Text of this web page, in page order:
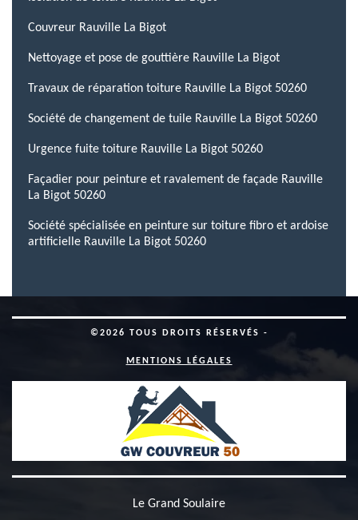
Couvreur Rauville La Bigot
Nettoyage et pose de gouttière Rauville La Bigot
Travaux de réparation toiture Rauville La Bigot 50260
Société de changement de tuile Rauville La Bigot 50260
Urgence fuite toiture Rauville La Bigot 50260
Façadier pour peinture et ravalement de façade Rauville
La Bigot 50260
Société spécialisée en peinture sur toiture fibro et ardoise
artificielle Rauville La Bigot 50260
©2026 TOUS DROITS RÉSERVÉS -
MENTIONS LÉGALES
Le Grand Soulaire